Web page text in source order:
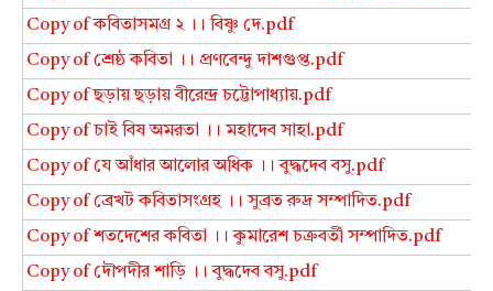
Copy of কবিতাসমগ্র ২ ।। বিষ্ণু দে.pdf
Copy of শ্রেষ্ঠ কবিতা ।। প্রণবেন্দু দাশগুপ্ত.pdf
Copy of ছড়ায় ছড়ায় বীরেন্দ্র চট্টোপাধ্যায়.pdf
Copy of চাই বিষ অমরতা ।। মহাদেব সাহা.pdf
Copy of যে আঁধার আলোর অধিক ।। বুদ্ধদেব বসু.pdf
Copy of ব্রেখট কবিতাসংগ্রহ ।। সুব্রত রুদ্র সম্পাদিত.pdf
Copy of শতদেশের কবিতা ।। কুমারেশ চক্রবর্তী সম্পাদিত.pdf
Copy of দৌপদীর শাড়ি ।। বুদ্ধদেব বসু.pdf